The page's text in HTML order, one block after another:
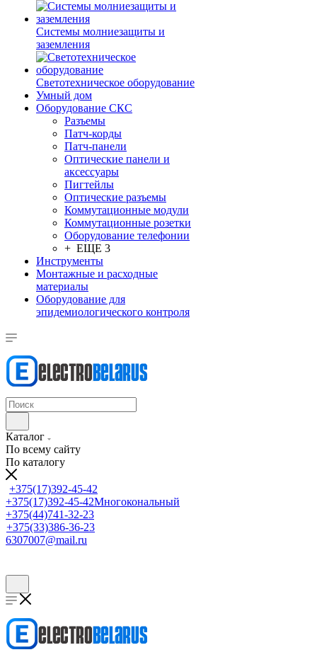
Системы молниезащиты и
заземления
Светотехническое оборудование
Умный дом
Оборудование СКС
Разъемы
Патч-корды
Патч-панели
Оптические панели и
аксессуары
Пигтейлы
Оптические разъемы
Коммутационные модули
Коммутационные розетки
Оборудование телефонии
+ ЕЩЕ 3
Инструменты
Монтажные и расходные
материалы
Оборудование для
эпидемиологического контроля
Каталог
По всему сайту
По каталогу
+375(17)392-45-42
+375(17)392-45-42Многокональный
+375(44)741-32-23
+375(33)386-36-23
6307007@mail.ru